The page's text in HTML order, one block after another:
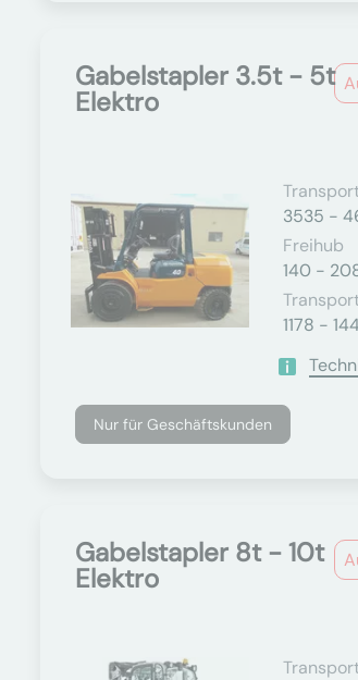
Gabelstapler 3.5t - 5t
Elektro
3535 -
Freihub
140 -
1178 -
Nur für Geschäftskunden
Gabelstapler 8t - 10t
Elektro